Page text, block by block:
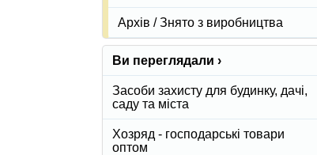
Архів / Знято з виробництва
Ви переглядали ›
Засоби захисту для будинку, дачі,
саду та міста
Хозряд - господарські товари
оптом